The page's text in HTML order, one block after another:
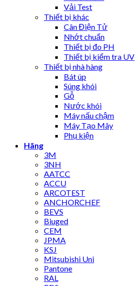
Vải Test
Thiết bị khác
Cân Điện Tử
Nhớt chuẩn
Thiết bị đo PH
Thiết bị kiểm tra UV
Thiết bị nhà hàng
Bát úp
Súng khói
Gỗ
Nước khói
Máy nấu chậm
Máy Tạo Mây
Phụ kiện
Hãng
3M
3NH
AATCC
ACCU
ARCOTEST
ANCHORCHEF
BEVS
Biuged
CEM
JPMA
KSJ
Mitsubishi Uni
Pantone
RAL